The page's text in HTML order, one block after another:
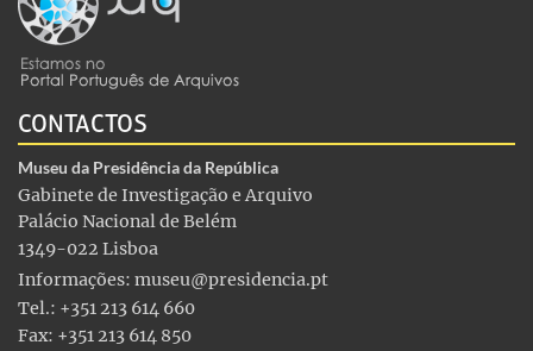
CONTACTOS
Museu da Presidência da República
Gabinete de Investigação e Arquivo
Palácio Nacional de Belém
1349-022 Lisboa
Informações: museu@presidencia.pt
Tel.: +351 213 614 660
Fax: +351 213 614 850